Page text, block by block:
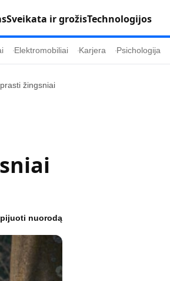
Sveikata ir grožisTechnologijos
Naudojimo sąlygos
Slapukų politika
Elektromobiliai Karjera Psichologija
žingsniai
nuorodą